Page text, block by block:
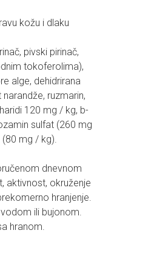
kožu i dlaku
pivski pirinač,
tokoferolima),
alge, dehidrirana
ruzmarin,
120 mg / kg, b-
sulfat (260 mg
mg / kg).
dnevnom
aktivnost, okruženje
hranjenje.
ili bujonom.
hranom.